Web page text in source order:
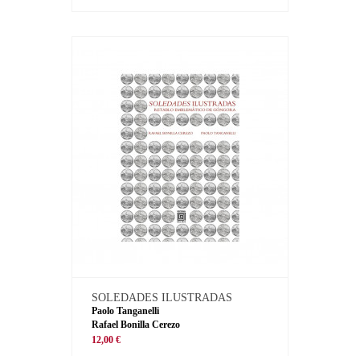
SOLEDADES ILUSTRADAS
Paolo Tanganelli
Rafael Bonilla Cerezo
12,00 €